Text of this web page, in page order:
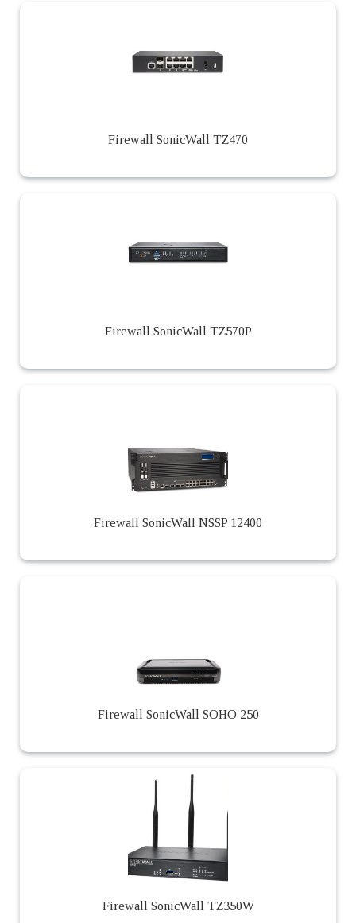
Firewall SonicWall TZ470
Firewall SonicWall TZ570P
Firewall SonicWall NSSP 12400
Firewall SonicWall SOHO 250
Firewall SonicWall TZ350W